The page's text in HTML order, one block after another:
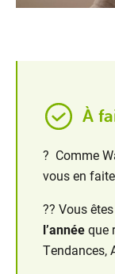
À
? Comme
vous en
?? Vous
l’annéeque
Tendances,